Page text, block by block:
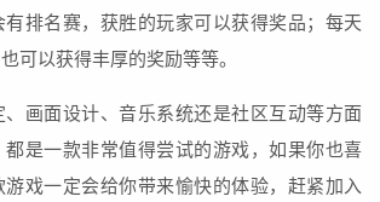
排名赛，获胜的玩家可以获得奖品；每天
可以获得丰厚的奖励等等。
画面设计、音乐系统还是社区互动等方面
是一款非常值得尝试的游戏，如果你也喜
戏一定会给你带来愉快的体验，赶紧加入